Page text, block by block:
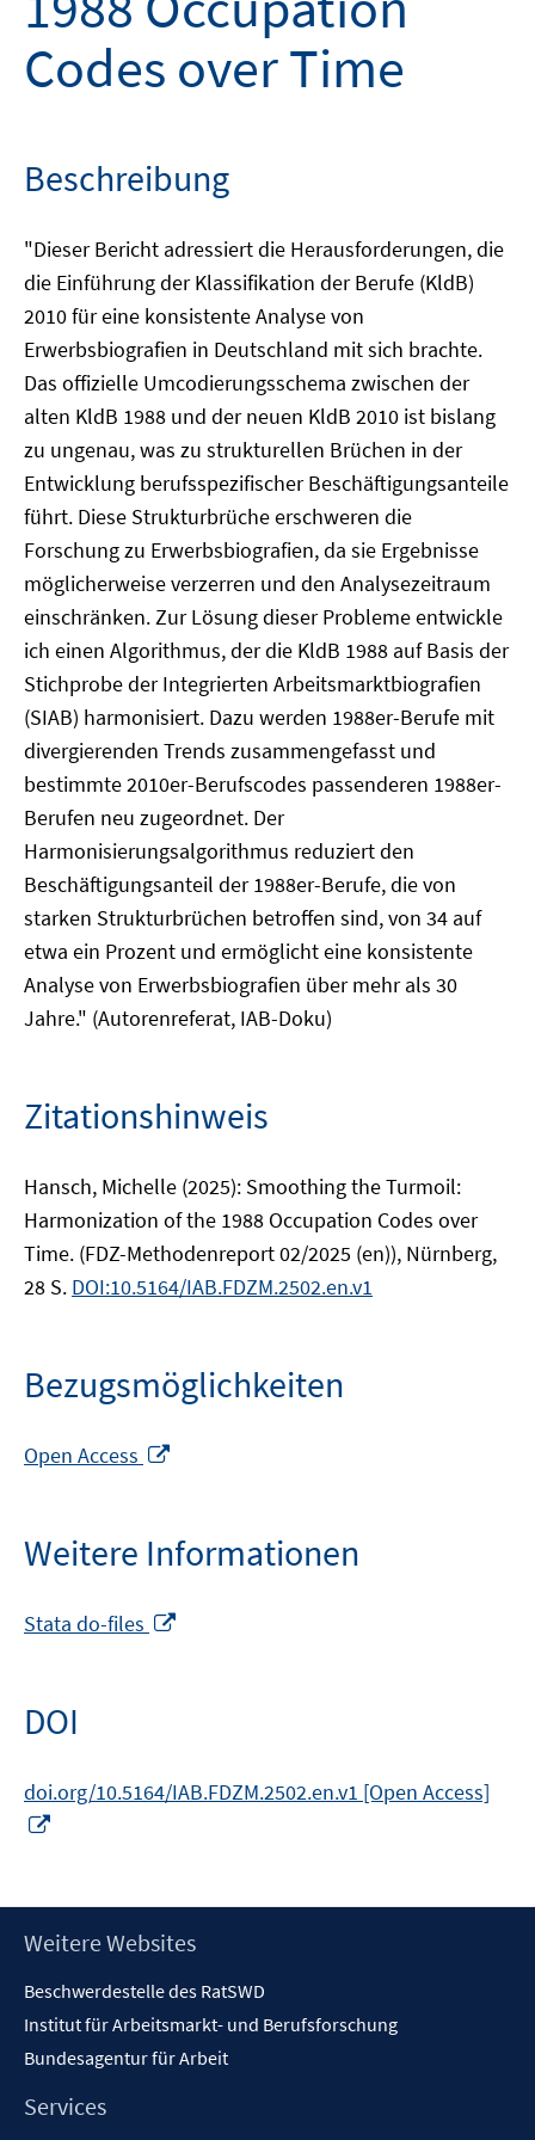
Codes over Time
Beschreibung
"Dieser Bericht adressiert die Herausforderungen, die
die Einführung der Klassifikation der Berufe (KldB)
2010 für eine konsistente Analyse von
Erwerbsbiografien in Deutschland mit sich brachte.
Das offizielle Umcodierungsschema zwischen der
alten KldB 1988 und der neuen KldB 2010 ist bislang
zu ungenau, was zu strukturellen Brüchen in der
Entwicklung berufsspezifischer Beschäftigungsanteile
führt. Diese Strukturbrüche erschweren die
Forschung zu Erwerbsbiografien, da sie Ergebnisse
möglicherweise verzerren und den Analysezeitraum
einschränken. Zur Lösung dieser Probleme entwickle
ich einen Algorithmus, der die KldB 1988 auf Basis der
Stichprobe der Integrierten Arbeitsmarktbiografien
(SIAB) harmonisiert. Dazu werden 1988er-Berufe mit
divergierenden Trends zusammengefasst und
bestimmte 2010er-Berufscodes passenderen 1988er-
Berufen neu zugeordnet. Der
Harmonisierungsalgorithmus reduziert den
Beschäftigungsanteil der 1988er-Berufe, die von
starken Strukturbrüchen betroffen sind, von 34 auf
etwa ein Prozent und ermöglicht eine konsistente
Analyse von Erwerbsbiografien über mehr als 30
Jahre." (Autorenreferat, IAB-Doku)
Zitationshinweis
Hansch, Michelle (2025): Smoothing the Turmoil:
Harmonization of the 1988 Occupation Codes over
Time. (FDZ-Methodenreport 02/2025 (en)), Nürnberg,
28 S. DOI:10.5164/IAB.FDZM.2502.en.v1
Bezugsmöglichkeiten
Open Access
öffnen
Weitere Informationen
Stata do-files
DOI
doi.org/10.5164/IAB.FDZM.2502.en.v1 [Open Access]
öffnen
Footer
Weitere Websites
Beschwerdestelle des RatSWD
Institut für Arbeitsmarkt- und Berufsforschung
Bundesagentur für Arbeit
Services